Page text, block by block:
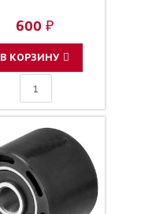
600 ₽
В КОРЗИНУ